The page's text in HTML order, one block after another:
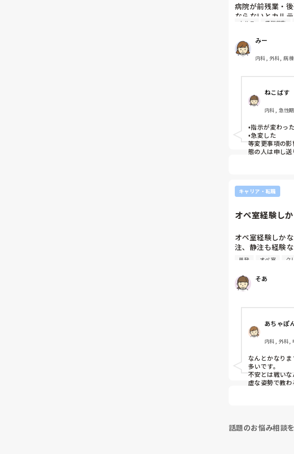
病院が前残業・
ならないとカル
た。
そのため、十分
しっかりと記録
が増えました。
残業もなくす風
人にもよるので
けは知っておき
カルテ 情報収集
みー
内科, 外科, 病
ねこばす
内科, 急性
性期, 回復
模多機能, 看
•指示が変わった
•急変した
等変更事項の
態の人は申し送
絶対伝えたい
る時はWordで
キャリア・転職
オペ室経験し
オペ室経験しか
注、静注も経験な
今転職活動中で
です)
もう一つ、単発
しかない人でも
病棟経験も一度
す。
単発 オペ室 ク
そあ
あちゃぽ
内科, 外科,
リハビリ科
HCU, その
NICU, 消化
室, 透析, 検
なんとかなり
多いです。
不安とは戦い
虚な姿勢で教
話題のお悩み相談